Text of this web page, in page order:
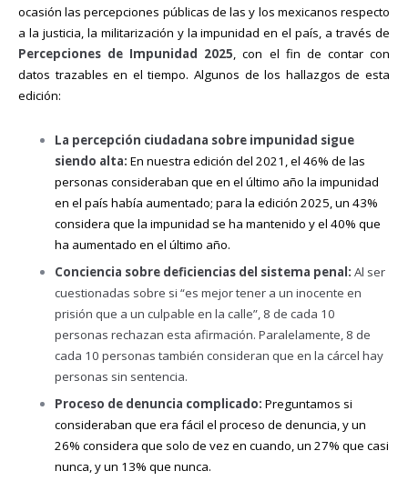
ocasión las percepciones públicas de las y los mexicanos respecto
a la justicia, la militarización y la impunidad en el país, a través de
Percepciones de Impunidad 2025 , con el fin de contar con
datos trazables en el tiempo. Algunos de los hallazgos de esta
edición:
La percepción ciudadana sobre impunidad sigue
siendo alta: En nuestra edición del 2021, el 46% de las
personas consideraban que en el último año la impunidad
en el país había aumentado; para la edición 2025, un 43%
considera que la impunidad se ha mantenido y el 40% que
ha aumentado en el último año.
Conciencia sobre deficiencias del sistema penal: Al ser
cuestionadas sobre si “es mejor tener a un inocente en
prisión que a un culpable en la calle”, 8 de cada 10
personas rechazan esta afirmación. Paralelamente, 8 de
cada 10 personas también consideran que en la cárcel hay
personas sin sentencia.
Proceso de denuncia complicado: Preguntamos si
consideraban que era fácil el proceso de denuncia, y un
26% considera que solo de vez en cuando, un 27% que casi
nunca, y un 13% que nunca.